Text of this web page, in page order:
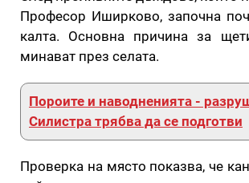
Професор Иширково, започна
калта. Основна причина за
минават през селата.
Пороите и наводненията -
Силистра трябва да се подготви
Проверка на място показва, че